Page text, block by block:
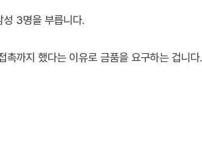
3명을 부릅니다.
까지 했다는 이유로 금품을 요구하는 겁니다.